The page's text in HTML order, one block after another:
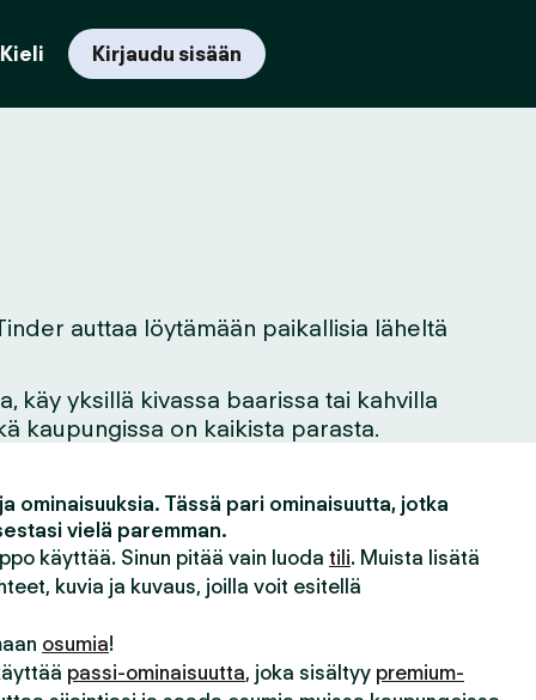
Kieli Kirjaudu sisään
auttaa löytämään paikallisia läheltä
käy yksillä kivassa baarissa tai kahvilla
kaupungissa on kaikista parasta.
ominaisuuksia. Tässä pari ominaisuutta, jotka
vielä paremman.
käyttää. Sinun pitää vain luoda tili. Muista lisätä
kuvia ja kuvaus, joilla voit esitellä
osumia!
passi-ominaisuutta, joka sisältyy premium-